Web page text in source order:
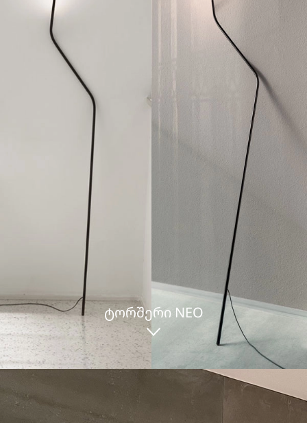
ᲢᲝᲠᲨᲔᲠᲘ NEO